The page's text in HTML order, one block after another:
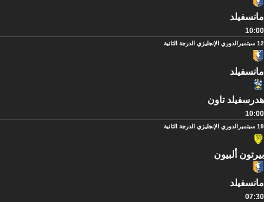
مانسفيلد
10:00
12 سبتمبر الدوري الإنجليزي الدرجة الثانية
مانسفيلد
هدرسفيلد تاون
10:00
19 سبتمبر الدوري الإنجليزي الدرجة الثانية
بيرتون ألبيون
مانسفيلد
07:30